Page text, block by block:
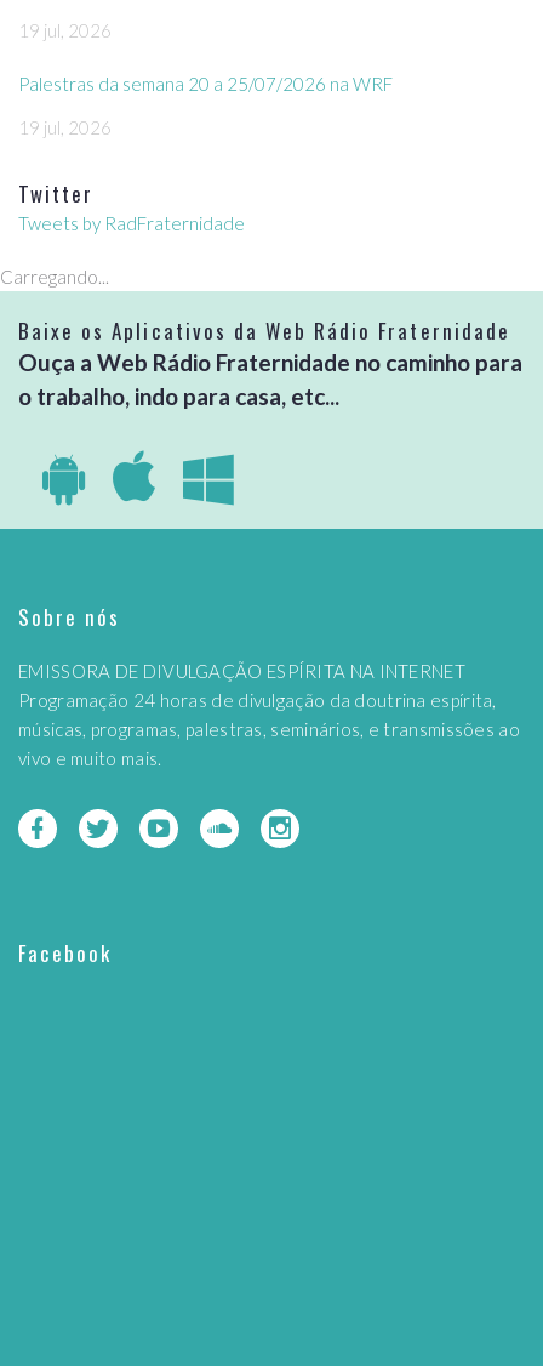
19 jul, 2026
Palestras da semana 20 a 25/07/2026 na WRF
19 jul, 2026
Twitter
Tweets by RadFraternidade
Carregando...
Baixe os Aplicativos da Web Rádio Fraternidade
Ouça a Web Rádio Fraternidade no caminho para
o trabalho, indo para casa, etc...
Sobre nós
EMISSORA DE DIVULGAÇÃO ESPÍRITA NA INTERNET
Programação 24 horas de divulgação da doutrina espírita,
músicas, programas, palestras, seminários, e transmissões ao
vivo e muito mais.
Facebook